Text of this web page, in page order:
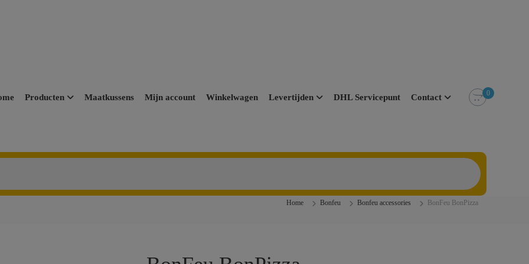
Producten Maatkussens Mijn account Winkelwagen Levertijden DHL Servicepunt Contact 0
Home Bonfeu Bonfeu accessories BonFeu BonPizza